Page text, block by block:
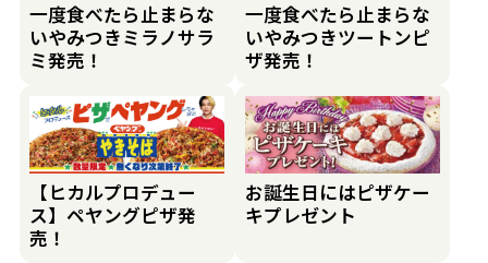
一度食べたら止まらな
いやみつきミラノサラ
ミ発売！
一度食べたら止まらな
いやみつきツートンピ
ザ発売！
【ヒカルプロデュー
ス】ペヤングピザ発
売！
お誕生日にはピザケー
キプレゼント